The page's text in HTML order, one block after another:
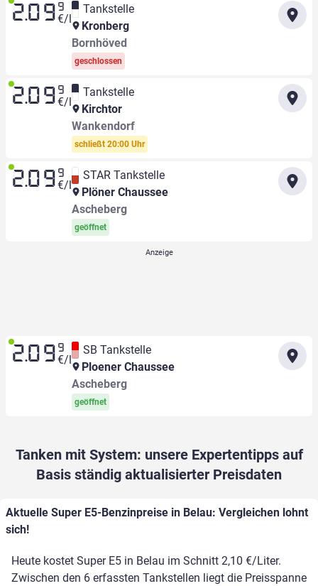
2.09 9
€/l
Tankstelle
Kronberg
Bornhöved
geschlossen
2.09 9
€/l
Tankstelle
Kirchtor
Wankendorf
schließt 20:00 Uhr
2.09 9
€/l
STAR Tankstelle
Plöner Chaussee
Ascheberg
geöffnet
2.09 9
€/l
SB Tankstelle
Ploener Chaussee
Ascheberg
geöffnet
Tanken mit System: unsere Expertentipps auf
Basis ständig aktualisierter Preisdaten
Aktuelle Super E5-Benzinpreise in Belau: Vergleichen lohnt
sich!
Heute kostet Super E5 in Belau im Schnitt 2,10 €/Liter.
Zwischen den 6 erfassten Tankstellen liegt die Preisspanne